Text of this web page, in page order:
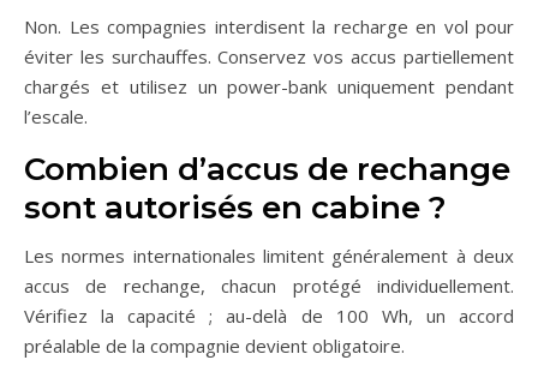
Non. Les compagnies interdisent la recharge en vol pour
éviter les surchauffes. Conservez vos accus partiellement
chargés et utilisez un power-bank uniquement pendant
l’escale.
Combien d’accus de rechange
sont autorisés en cabine ?
Les normes internationales limitent généralement à deux
accus de rechange, chacun protégé individuellement.
Vérifiez la capacité ; au-delà de 100 Wh, un accord
préalable de la compagnie devient obligatoire.